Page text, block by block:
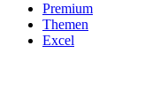
Premium
Themen
Excel